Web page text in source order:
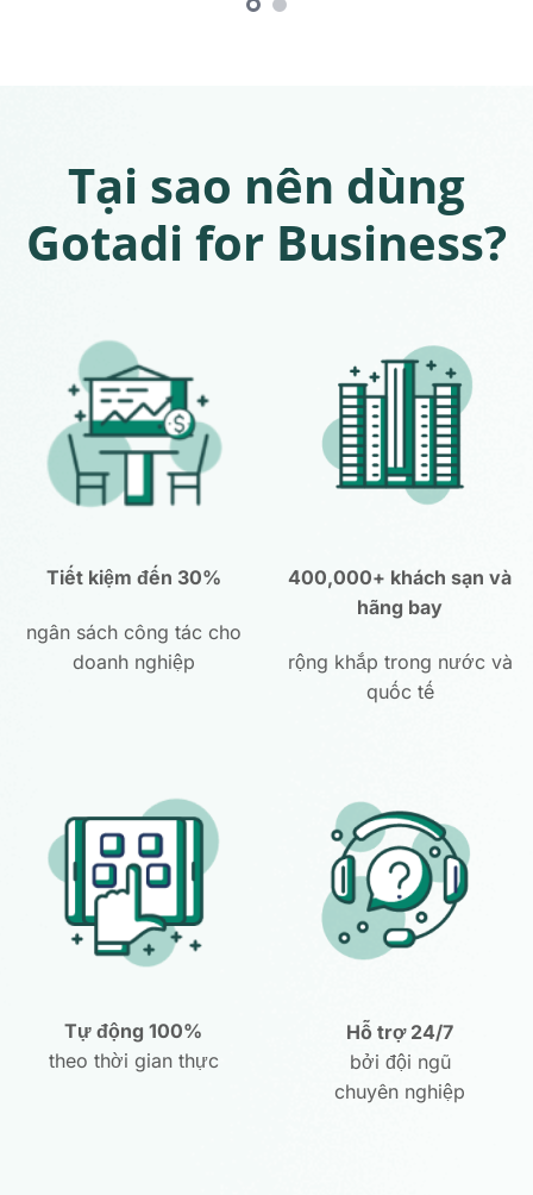
Tại sao nên dùng
Gotadi for Business?
Tiết kiệm đến 30%
ngân sách công tác cho
doanh nghiệp
400,000+ khách sạn và
hãng bay
rộng khắp trong nước và
quốc tế
Tự động 100%
theo thời gian thực
Hỗ trợ 24/7
bởi đội ngũ
chuyên nghiệp